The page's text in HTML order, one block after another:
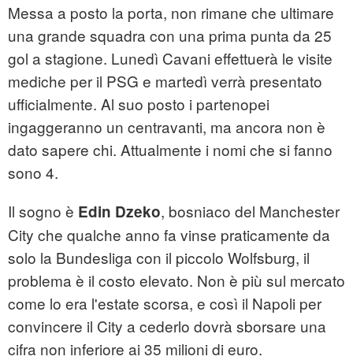
Messa a posto la porta, non rimane che ultimare
una grande squadra con una prima punta da 25
gol a stagione. Lunedì Cavani effettuerà le visite
mediche per il PSG e martedì verrà presentato
ufficialmente. Al suo posto i partenopei
ingaggeranno un centravanti, ma ancora non è
dato sapere chi. Attualmente i nomi che si fanno
sono 4.
Il sogno è Edin Dzeko, bosniaco del Manchester
City che qualche anno fa vinse praticamente da
solo la Bundesliga con il piccolo Wolfsburg, il
problema è il costo elevato. Non è più sul mercato
come lo era l'estate scorsa, e così il Napoli per
convincere il City a cederlo dovrà sborsare una
cifra non inferiore ai 35 milioni di euro.